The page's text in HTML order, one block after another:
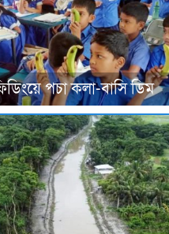
পচা কলা-বাসি ডিম